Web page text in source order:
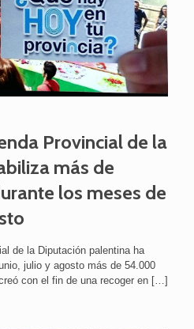
Provincial de la
más de
los meses de
de la Diputación palentina ha
julio y agosto más de 54.000
con el fin de una recoger en […]